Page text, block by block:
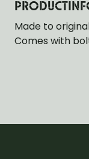
Made to
Comes with